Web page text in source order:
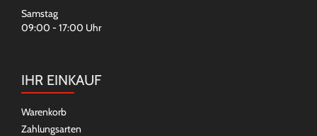
Samstag
09:00 - 17:00 Uhr
IHR EINKAUF
Warenkorb
Zahlungsarten